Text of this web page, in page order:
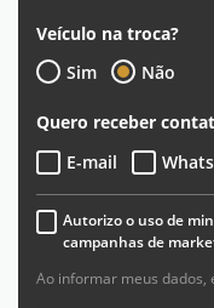
Veículo na troca?
Sim
Não
Quero receber
E-mail
Autorizo o uso de
campanhas de
Ao informar meus dados,